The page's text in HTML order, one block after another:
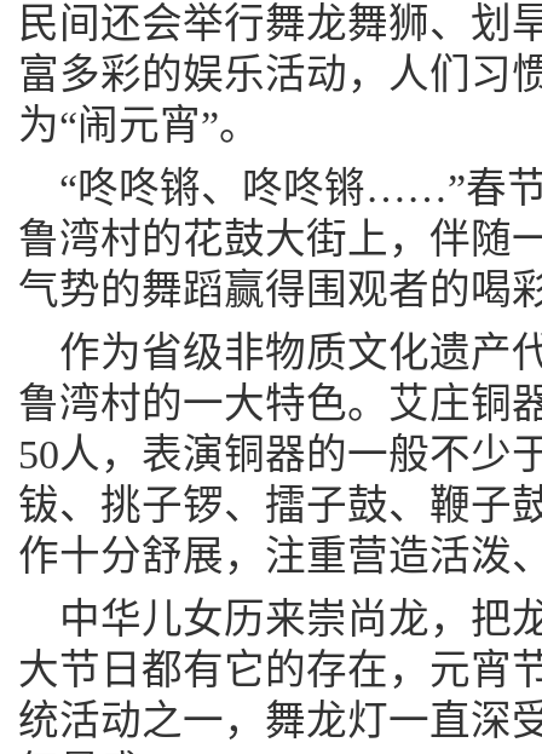
民间还会举行舞龙舞狮、划
富多彩的娱乐活动，人们习
为“闹元宵”。
“咚咚锵、咚咚锵……”春
鲁湾村的花鼓大街上，伴随
气势的舞蹈赢得围观者的喝
作为省级非物质文化遗产
鲁湾村的一大特色。艾庄铜
50人，表演铜器的一般不少
钹、挑子锣、擂子鼓、鞭子
作十分舒展，注重营造活泼
中华儿女历来崇尚龙，把
大节日都有它的存在，元宵
统活动之一，舞龙灯一直深